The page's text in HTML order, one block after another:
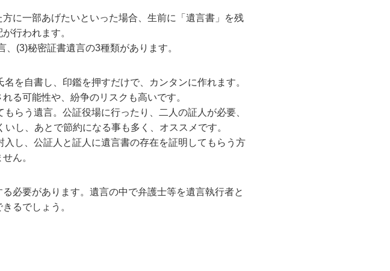
に一部あげたいといった場合、生前に「遺言書」を残
行われます。
(3)秘密証書遺言の3種類があります。
を自書し、印鑑を押すだけで、カンタンに作れます。
れる可能性や、紛争のリスクも高いです。
らう遺言。公証役場に行ったり、二人の証人が必要、
し、あとで節約になる事も多く、オススメです。
し、公証人と証人に遺言書の存在を証明してもらう方
ん。
必要があります。遺言の中で弁護士等を遺言執行者と
るでしょう。